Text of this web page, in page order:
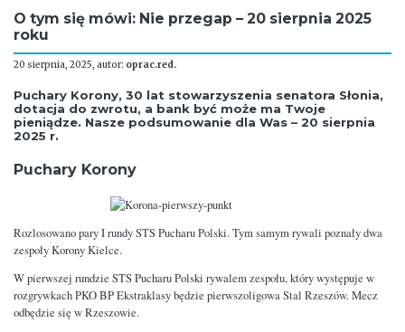
O tym się mówi: Nie przegap – 20 sierpnia 2025
roku
20 sierpnia, 2025, autor: oprac.red.
Puchary Korony, 30 lat stowarzyszenia senatora Słonia,
dotacja do zwrotu, a bank być może ma Twoje
pieniądze. Nasze podsumowanie dla Was – 20 sierpnia
2025 r.
Puchary Korony
Rozlosowano pary I rundy STS Pucharu Polski. Tym samym rywali poznały dwa
zespoły Korony Kielce.
W pierwszej rundzie STS Pucharu Polski rywalem zespołu, który występuje w
rozgrywkach PKO BP Ekstraklasy będzie pierwszoligowa Stal Rzeszów. Mecz
odbędzie się w Rzeszowie.